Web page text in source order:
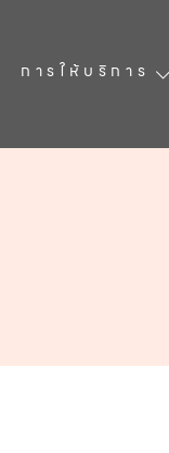
การให้บริการ